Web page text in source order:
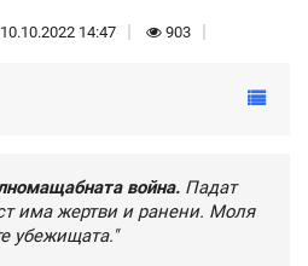
10.10.2022 14:47 903
война. Падат
има жертви и ранени. Моля
убежищата."